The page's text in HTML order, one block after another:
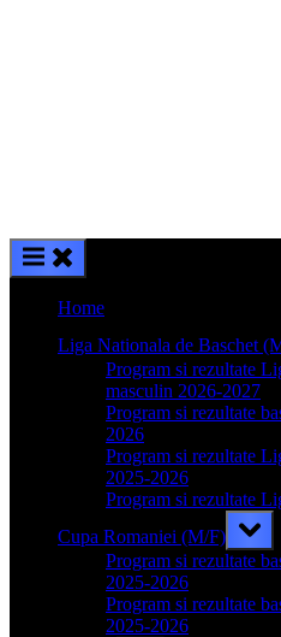
Home
Liga Nationala de Baschet
Program si rezultate
masculin 2026-2027
Program si rezultate
2026
Program si rezultate
2025-2026
Program si rezultate
Cupa Romaniei (M/F)
Toggle
sub-
menu
Program si rezultate
2025-2026
Program si rezultate
2025-2026